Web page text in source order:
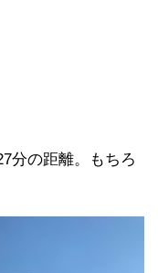
分の距離。もちろ